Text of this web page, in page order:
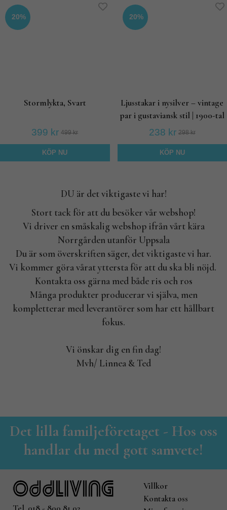
20%
Stormlykta, Svart
399 kr 499 kr
KÖP NU
20%
Ljusstakar i nysilver – vintage
par i gustaviansk stil | 1900-tal
238 kr 298 kr
KÖP NU
DU är det viktigaste vi har!
Stort tack för att du besöker vår webshop!
Vi driver en småskalig webshop ifrån vårt kära
Norrgården utanför Uppsala
Du är som överskriften säger, det viktigaste vi har.
Vi kommer göra vårat yttersta för att du ska bli nöjd.
Kontakta oss gärna med både ris och ros
Många produkter producerar vi själva, men
kompletterar med leverantörer som har ett hållbart
fokus.
Vi önskar dig en fin dag!
Mvh/ Linnea & Ted
Det lilla familjeföretaget - Hos oss
handlar du med gott samvete!
Villkor
Kontakta oss